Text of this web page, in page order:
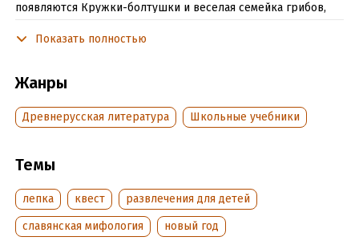
появляются Кружки-болтушки и веселая семейка грибов,
обычный лист бумаги, на котором словно по волшебству
подевался мешок с новогодними подарками? Неужто и
впрямь Домовенок шалит? Узнаете, когда прочитаете.
Материал представляет собой готовый сценарий с
карточками-заданиями. Если вы ищете сценарий
развлечения - вы его нашли!
Подробная информация
Показать полностью
Жанры
Древнерусская литература Школьные учебники
Темы
лепка квест
развлечения для детей
славянская мифология
новый год